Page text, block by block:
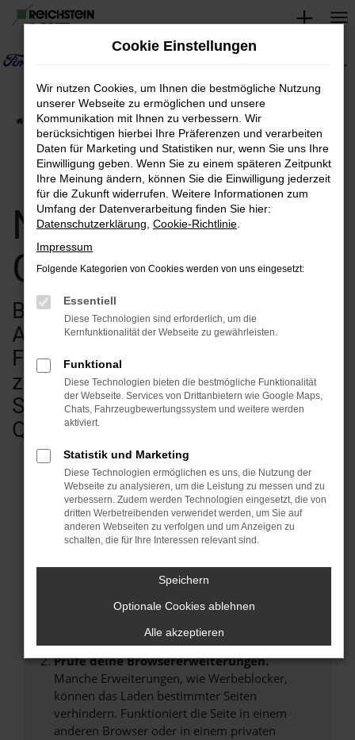
Zum
springen
Startseite Verkauf Fahrzeugsuche
Neuwagen &
Gebrauchtwagen
Bei uns finden Sie eine breite
Auswahl an verschiedenen
Fahrzeugen - vom Kleinwagen bis
zum Transporter & Wohnmobil.
Sofort verfügbar in geprüfter
Qualität.
Fehler: Network Error
Beim Laden ist ein Fehler aufgetreten.
Überprüfe deine Firewall und deine
Internetverbindung.
Prüfe deine Browsererweiterungen.
Manche Erweiterungen, wie Werbeblocker,
können das Laden bestimmter Seiten
verhindern. Funktioniert die Seite in einem
anderen Browser oder in einem privaten
Cookie Einstellungen
Wir nutzen Cookies, um Ihnen die bestmögliche Nutzung
unserer Webseite zu ermöglichen und unsere
Kommunikation mit Ihnen zu verbessern. Wir
berücksichtigen hierbei Ihre Präferenzen und verarbeiten
Daten für Marketing und Statistiken nur, wenn Sie uns Ihre
Einwilligung geben. Wenn Sie zu einem späteren Zeitpunkt
Ihre Meinung ändern, können Sie die Einwilligung jederzeit
für die Zukunft widerrufen. Weitere Informationen zum
Umfang der Datenverarbeitung finden Sie hier:
Datenschutzerklärung Cookie-Richtlinie
Impressum
Folgende Kategorien von Cookies werden von uns eingesetzt:
Essentiell
Diese Technologien sind erforderlich, um die
Kernfunktionalität der Webseite zu gewährleisten.
Funktional
Diese Technologien bieten die bestmögliche Funktionalität
der Webseite. Services von Drittanbietern wie Google Maps,
Chats, Fahrzeugbewertungssystem und weitere werden
aktiviert.
Statistik und Marketing
Diese Technologien ermöglichen es uns, die Nutzung der
Webseite zu analysieren, um die Leistung zu messen und zu
verbessern. Zudem werden Technologien eingesetzt, die von
dritten Werbetreibenden verwendet werden, um Sie auf
anderen Webseiten zu verfolgen und um Anzeigen zu
schalten, die für Ihre Interessen relevant sind.
Speichern
Optionale Cookies ablehnen
Alle akzeptieren